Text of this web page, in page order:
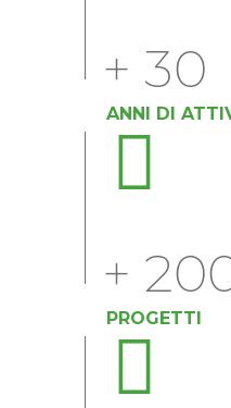
+ 30
ANNI DI
+
PROGETTI